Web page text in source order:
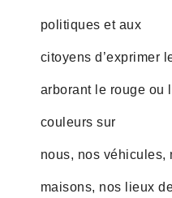
politiques et aux
citoyens d’exprimer
arborant le rouge ou
couleurs sur
nous, nos véhicules,
maisons, nos lieux